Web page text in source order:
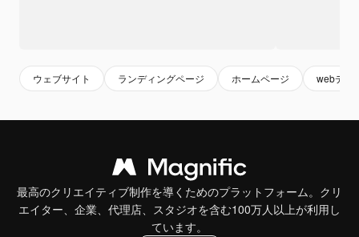
ウェブサイト ランディングページ ホームページ webデザ
最高のクリエイティブ制作を導くためのプラットフォーム。クリ
エイター、企業、代理店、スタジオを含む100万人以上が利用し
ています。